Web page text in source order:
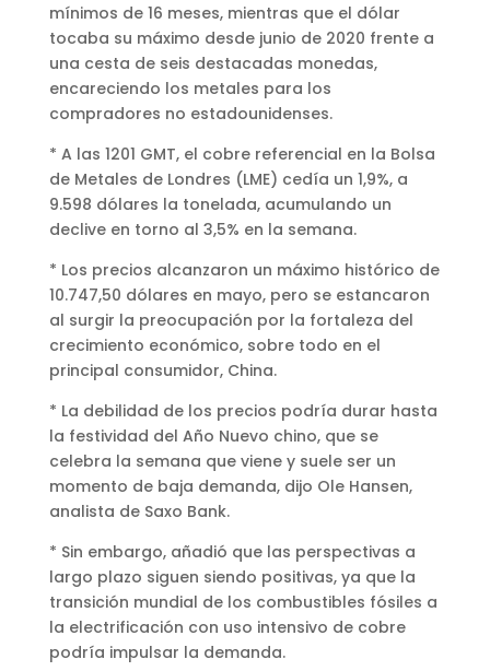
mínimos de 16 meses, mientras que el dólar
tocaba su máximo desde junio de 2020 frente a
una cesta de seis destacadas monedas,
encareciendo los metales para los
compradores no estadounidenses.
* A las 1201 GMT, el cobre referencial en la Bolsa
de Metales de Londres (LME) cedía un 1,9%, a
9.598 dólares la tonelada, acumulando un
declive en torno al 3,5% en la semana.
* Los precios alcanzaron un máximo histórico de
10.747,50 dólares en mayo, pero se estancaron
al surgir la preocupación por la fortaleza del
crecimiento económico, sobre todo en el
principal consumidor, China.
* La debilidad de los precios podría durar hasta
la festividad del Año Nuevo chino, que se
celebra la semana que viene y suele ser un
momento de baja demanda, dijo Ole Hansen,
analista de Saxo Bank.
* Sin embargo, añadió que las perspectivas a
largo plazo siguen siendo positivas, ya que la
transición mundial de los combustibles fósiles a
la electrificación con uso intensivo de cobre
podría impulsar la demanda.